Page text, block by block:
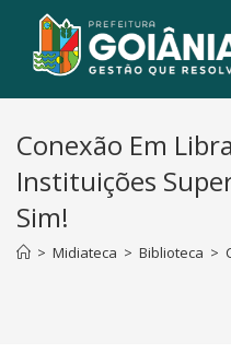
Conexão Em
Instituições
Sim!
> Midiateca > Biblioteca >